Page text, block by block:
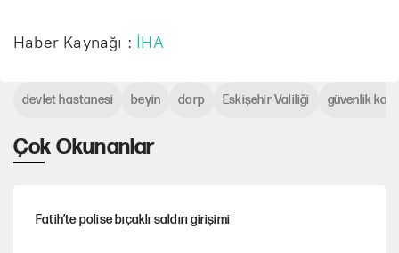
Haber Kaynağı : İHA
Çok Okunanlar
Fatih’te polise bıçaklı saldırı girişimi
devlet hastanesi beyin darp Eskişehir Valiliği güvenlik